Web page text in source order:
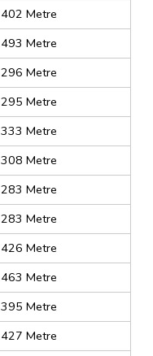
402 Metre
493 Metre
296 Metre
295 Metre
333 Metre
308 Metre
283 Metre
283 Metre
426 Metre
463 Metre
395 Metre
427 Metre